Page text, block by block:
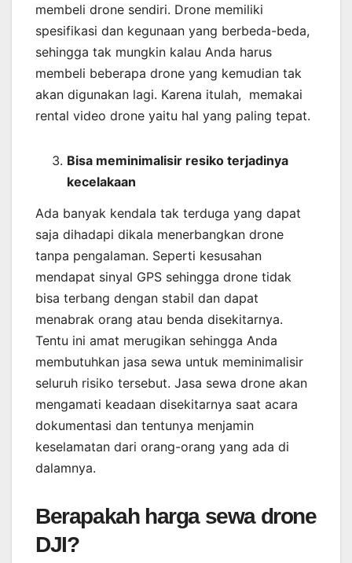
membeli drone sendiri. Drone memiliki
spesifikasi dan kegunaan yang berbeda-beda,
sehingga tak mungkin kalau Anda harus
membeli beberapa drone yang kemudian tak
akan digunakan lagi. Karena itulah, memakai
rental video drone yaitu hal yang paling tepat.
Bisa meminimalisir resiko terjadinya
kecelakaan
Ada banyak kendala tak terduga yang dapat
saja dihadapi dikala menerbangkan drone
tanpa pengalaman. Seperti kesusahan
mendapat sinyal GPS sehingga drone tidak
bisa terbang dengan stabil dan dapat
menabrak orang atau benda disekitarnya.
Tentu ini amat merugikan sehingga Anda
membutuhkan jasa sewa untuk meminimalisir
seluruh risiko tersebut. Jasa sewa drone akan
mengamati keadaan disekitarnya saat acara
dokumentasi dan tentunya menjamin
keselamatan dari orang-orang yang ada di
dalamnya.
Berapakah harga sewa drone
DJI?